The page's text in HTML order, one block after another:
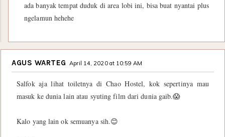
ada banyak tempat duduk di area lobi ini, bisa buat nyantai plus
ngelamun hehehe
AGUS WARTEG April 14, 2020 at 10:59 AM
Salfok aja lihat toiletnya di Chao Hostel, kok sepertinya mau
masuk ke dunia lain atau syuting film dari dunia gaib.😱
Kalo yang lain ok semuanya sih.😊